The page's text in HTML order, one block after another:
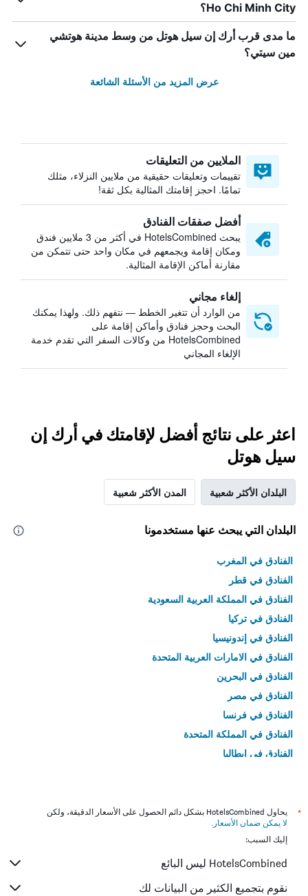
Ho Chi Minh City؟
ما مدى قرب أرك إن سيل هوتل من وسط مدينة هوتشي
مين سيتي؟
عرض المزيد من الأسئلة الشائعة
الملايين من التعليقات
تقييمات وتعليقات حقيقية من ملايين النزلاء، مثلك
تمامًا. احجز إقامتك المثالية بكل ثقة!
أفضل صفقات الفنادق
يبحث HotelsCombined في أكثر من 3 ملايين فندق
ومكان إقامة ويجمعهم في مكان واحد حتى تتمكن من
مقارنة أماكن الإقامة المثالية.
إلغاء مجاني
من الوارد أن تتغير الخطط — نتفهم ذلك. ولهذا يمكنك
البحث وحجز فنادق وأماكن إقامة على
HotelsCombined من وكالات السفر التي تقدم خدمة
الإلغاء المجاني
اعثر على نتائج أفضل لإقامتك في أرك إن
سيل هوتل
البلدان الأكثر شعبية المدن الأكثر شعبية
البلدان التي يبحث عنها مستخدمونا
الفنادق في المغرب
الفنادق في قطر
الفنادق في المملكة العربية السعودية
الفنادق في تركيا
الفنادق في إندونيسيا
الفنادق في الامارات العربية المتحدة
الفنادق في البحرين
الفنادق في مصر
الفنادق في فرنسا
الفنادق في المملكة المتحدة
الفنادق في إيطاليا
*
يحاول HotelsCombined بشكل دائم الحصول على الأسعار الدقيقة، ولكن
لا يمكن ضمان الأسعار .
إليك السبب:
HotelsCombined ليس البائع
نقوم بتجميع الكثير من البيانات لك